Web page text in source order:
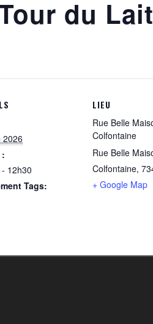
du
2026
12h30
Tags:
LIEU
Rue Belle
Colfontaine
Rue Belle
Colfontaine,
+ Google Map